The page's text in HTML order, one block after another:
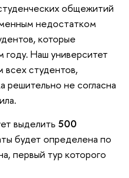
общежитий
недостатком
которые
Наш университет
всех студентов,
не согласна
выделить 500
будет определена по
первый тур которого